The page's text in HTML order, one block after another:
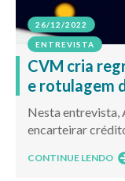
26/12/2022
ENTREVISTA
CVM cria
e rotulagem
Nesta entrevista,
encarteirar
CONTINUE LENDO